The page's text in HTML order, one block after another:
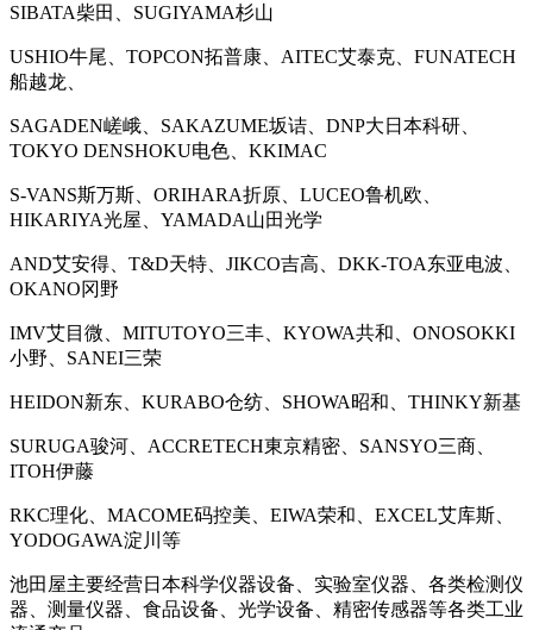
SIBATA柴田、SUGIYAMA杉山
USHIO牛尾、TOPCON拓普康、AITEC艾泰克、FUNATECH
船越龙、
SAGADEN嵯峨、SAKAZUME坂诘、DNP大日本科研、
TOKYO DENSHOKU电色、KKIMAC
S-VANS斯万斯、ORIHARA折原、LUCEO鲁机欧、
HIKARIYA光屋、YAMADA山田光学
AND艾安得、T&D天特、JIKCO吉高、DKK-TOA东亚电波、
OKANO冈野
IMV艾目微、MITUTOYO三丰、KYOWA共和、ONOSOKKI
小野、SANEI三荣
HEIDON新东、KURABO仓纺、SHOWA昭和、THINKY新基
SURUGA骏河、ACCRETECH東京精密、SANSYO三商、
ITOH伊藤
RKC理化、MACOME码控美、EIWA荣和、EXCEL艾库斯、
YODOGAWA淀川等
池田屋主要经营日本科学仪器设备、实验室仪器、各类检测仪
器、测量仪器、食品设备、光学设备、精密传感器等各类工业